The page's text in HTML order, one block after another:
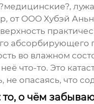
лужа
от ООО Хубэй
абсорбирующего
во влажном
что-то. Это
не опасаясь, что
о чём